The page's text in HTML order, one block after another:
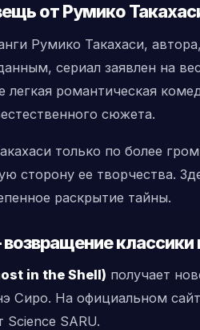
от Румико
Румико Такахаси,
сериал заявлен на
легкая романтическая
сюжета.
только по более
сторону ее творчества.
раскрытие тайны.
in the Shell) получает
Сиро. На официальном
SARU.